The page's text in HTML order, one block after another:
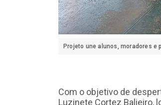
Projeto une alunos, moradores
Com o objetivo de
Luzinete Cortez Balieiro,